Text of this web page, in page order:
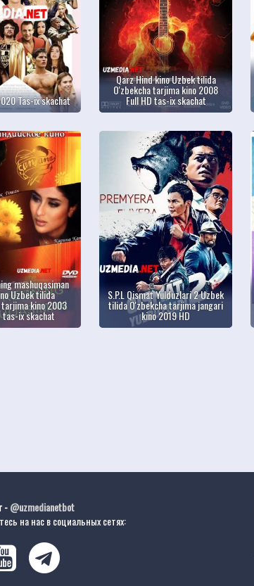
Tas-ix skachat
Qarz Hind kino Uzbek tilida
O'zbekcha tarjima kino 2008
Full HD tas-ix skachat
mashuqasiman
Uzbek tilida
tarjima kino 2003
tas-ix skachat
S.P.L Qismat Yulduzlari 2 Uzbek
tilida O'zbekcha tarjima jangari
kino 2019 HD
-@uzmedianetbot
на нас в социальных сетях: